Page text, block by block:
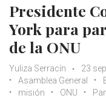
Presidente
York para
de la ONU
Yuliza Serracín 23
Asamblea General
misión
ONU